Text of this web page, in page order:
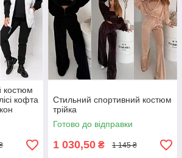
костюм
кофта
Стильний спортивний костюм
трійка
Готово до відправки
1 030,50 ₴ 1 145 ₴